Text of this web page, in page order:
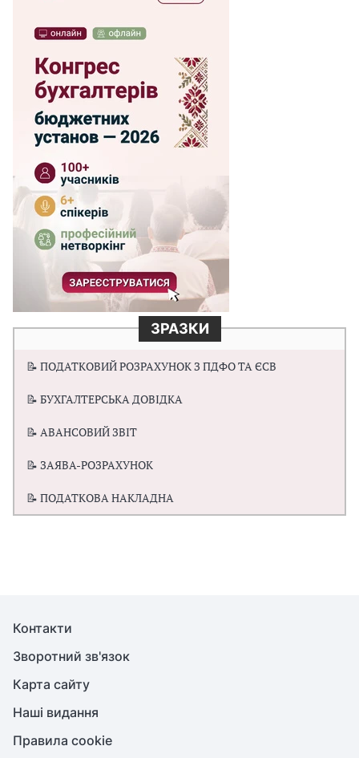
ЗРАЗКИ
📝 ПОДАТКОВИЙ РОЗРАХУНОК З ПДФО ТА ЄСВ
📝 БУХГАЛТЕРСЬКА ДОВІДКА
📝 АВАНСОВИЙ ЗВІТ
📝 ЗАЯВА-РОЗРАХУНОК
📝 ПОДАТКОВА НАКЛАДНА
Контакти
Зворотний зв'язок
Карта сайту
Наші видання
Правила cookie